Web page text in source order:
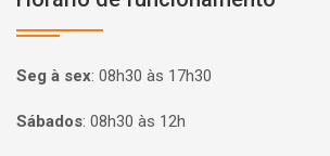
Seg à sex: 08h30 às 17h30
Sábados: 08h30 às 12h